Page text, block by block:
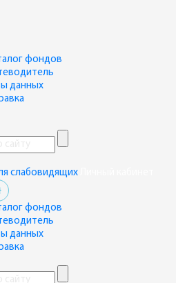
фондов
данных
слабовидящих
фондов
данных